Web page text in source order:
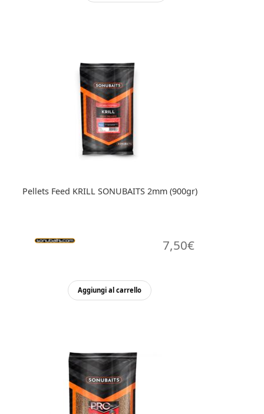
Pellets Feed KRILL SONUBAITS 2mm (900gr)
7,50€
Aggiungi al carrello